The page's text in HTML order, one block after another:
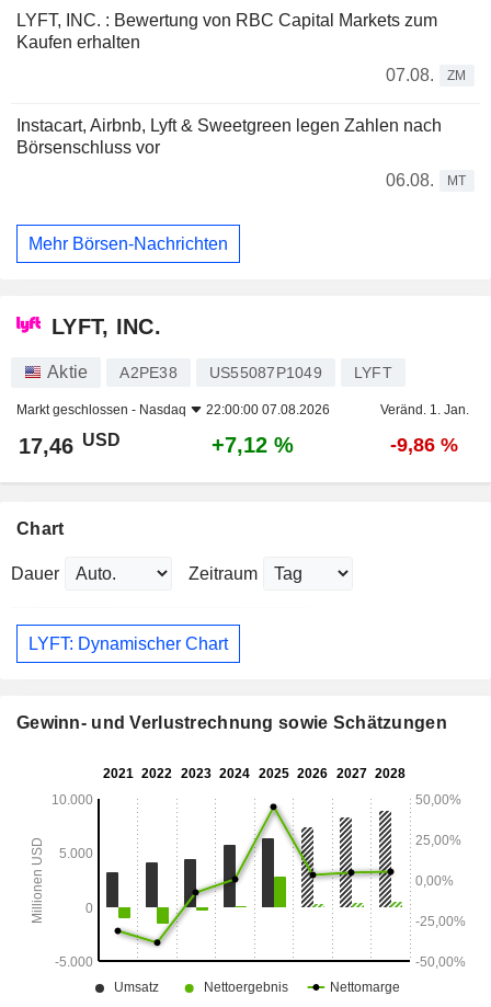
LYFT, INC. : Bewertung von RBC Capital Markets zum
Kaufen erhalten
07.08.
ZM
Instacart, Airbnb, Lyft & Sweetgreen legen Zahlen nach
Börsenschluss vor
06.08.
MT
Mehr Börsen-Nachrichten
LYFT, INC.
Aktie A2PE38 US55087P1049 LYFT
Markt geschlossen - Nasdaq 22:00:00 07.08.2026 Veränd. 1. Jan.
17,46 USD +7,12 % -9,86 %
Chart
Dauer Zeitraum
LYFT: Dynamischer Chart
Gewinn- und Verlustrechnung sowie Schätzungen